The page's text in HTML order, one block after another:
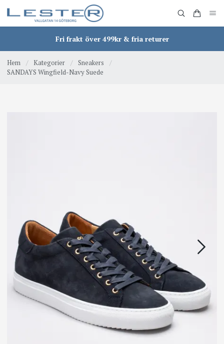
Fri frakt över 499kr & fria returer
Hem / Kategorier / Sneakers
/
SANDAYS Wingfield-Navy Suede